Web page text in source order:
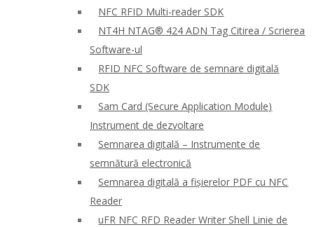
NFC RFID Multi-reader SDK
NT4H NTAG® 424 ADN Tag Citirea / Scrierea
Software-ul
RFID NFC Software de semnare digitală
SDK
Sam Card (Secure Application Module)
Instrument de dezvoltare
Semnarea digitală – Instrumente de
semnătură electronică
Semnarea digitală a fișierelor PDF cu NFC
Reader
uFR NFC RFD Reader Writer Shell Linie de